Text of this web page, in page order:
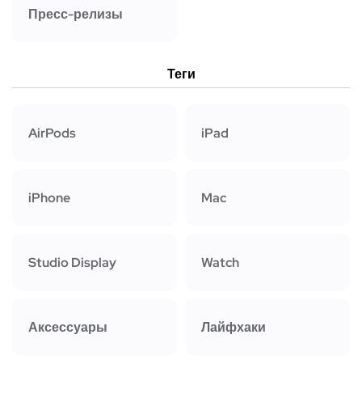
Пресс-релизы
Теги
AirPods iPad
iPhone Mac
Studio Display Watch
Аксессуары Лайфхаки